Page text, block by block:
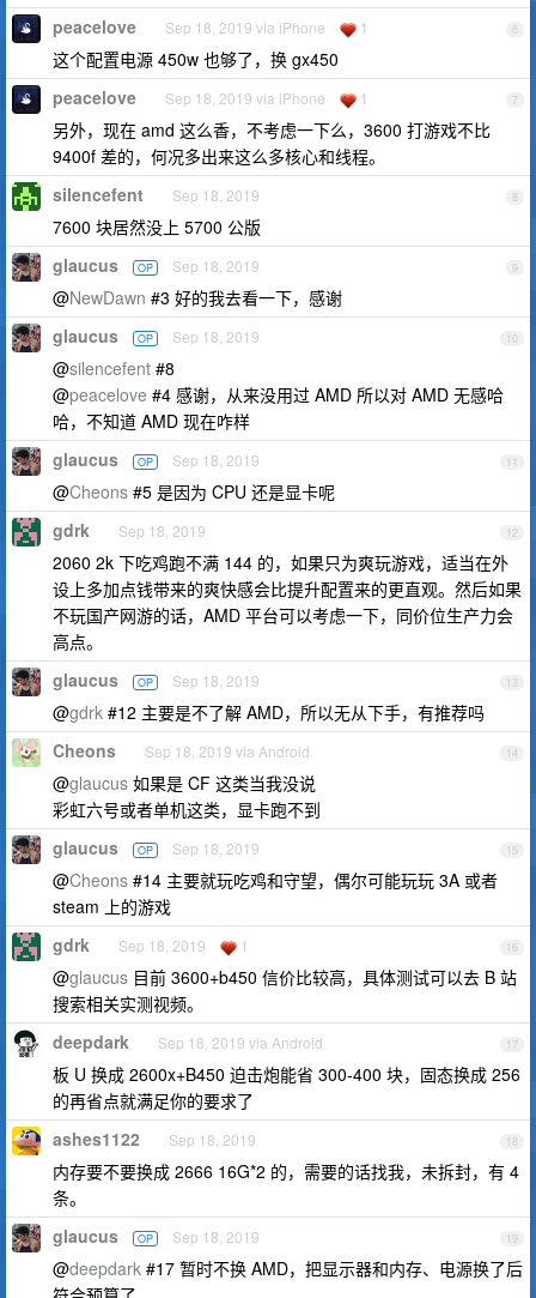
6
peacelove Sep 18, 2019 via iPhone 1
这个配置电源 450w 也够了，换 gx450
7
peacelove Sep 18, 2019 via iPhone 1
另外，现在 amd 这么香，不考虑一下么，3600 打游戏不比
9400f 差的，何况多出来这么多核心和线程。
8
silencefent Sep 18, 2019
7600 块居然没上 5700 公版
9
glaucus OP Sep 18, 2019
@NewDawn #3 好的我去看一下，感谢
10
glaucus OP Sep 18, 2019
@silencefent #8
@peacelove #4 感谢，从来没用过 AMD 所以对 AMD 无感哈
哈，不知道 AMD 现在咋样
11
glaucus OP Sep 18, 2019
@Cheons #5 是因为 CPU 还是显卡呢
12
gdrk Sep 18, 2019
2060 2k 下吃鸡跑不满 144 的，如果只为爽玩游戏，适当在外
设上多加点钱带来的爽快感会比提升配置来的更直观。然后如果
不玩国产网游的话，AMD 平台可以考虑一下，同价位生产力会
高点。
13
glaucus OP Sep 18, 2019
@gdrk #12 主要是不了解 AMD，所以无从下手，有推荐吗
14
Cheons Sep 18, 2019 via Android
@glaucus 如果是 CF 这类当我没说
彩虹六号或者单机这类，显卡跑不到
15
glaucus OP Sep 18, 2019
@Cheons #14 主要就玩吃鸡和守望，偶尔可能玩玩 3A 或者
steam 上的游戏
16
gdrk Sep 18, 2019 1
@glaucus 目前 3600+b450 信价比较高，具体测试可以去 B 站
搜索相关实测视频。
17
deepdark Sep 18, 2019 via Android
板 U 换成 2600x+B450 迫击炮能省 300-400 块，固态换成 256
的再省点就满足你的要求了
18
ashes1122 Sep 18, 2019
内存要不要换成 2666 16G*2 的，需要的话找我，未拆封，有 4
条。
19
glaucus OP Sep 18, 2019
@deepdark #17 暂时不换 AMD，把显示器和内存、电源换了后